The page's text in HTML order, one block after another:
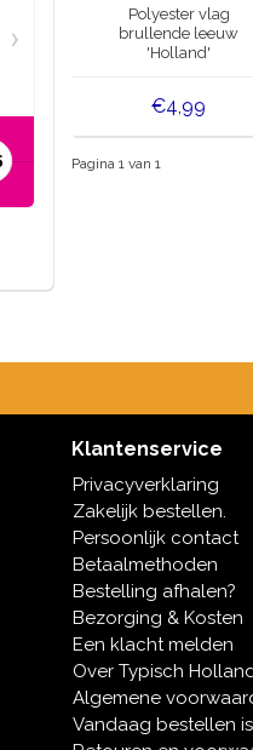
Polyester vlag
brullende leeuw
'Holland'
€4,99
Pagina 1 van 1
Klantenservice
Privacyverklaring
Zakelijk bestellen.
Persoonlijk contact
Betaalmethoden
Bestelling afhalen?
Bezorging & Kosten
Een klacht melden
Over Typisch
Algemene
Vandaag bestellen